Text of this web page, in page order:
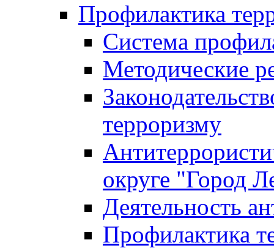
Профилактика
Система
Методические
терроризму
округе "Город
Деятельность
Профилактика